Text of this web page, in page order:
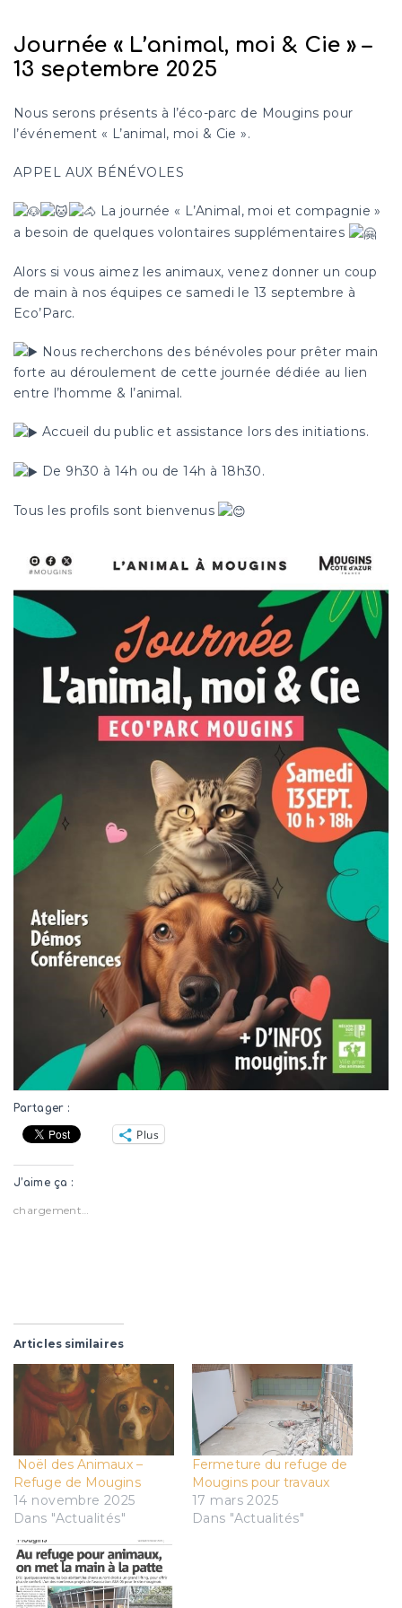
Journée « L’animal, moi & Cie » –
13 septembre 2025
Nous serons présents à l’éco-parc de Mougins pour
l’événement « L’animal, moi & Cie ».
APPEL AUX BÉNÉVOLES
La journée « L’Animal, moi et compagnie »
a besoin de quelques volontaires supplémentaires
Alors si vous aimez les animaux, venez donner un coup
de main à nos équipes ce samedi le 13 septembre à
Eco’Parc.
Nous recherchons des bénévoles pour prêter main
forte au déroulement de cette journée dédiée au lien
entre l’homme & l’animal.
Accueil du public et assistance lors des initiations.
De 9h30 à 14h ou de 14h à 18h30.
Tous les profils sont bienvenus
Partager :
Plus
J’aime ça :
chargement…
Articles similaires
Noël des Animaux –
Refuge de Mougins
14 novembre 2025
Dans "Actualités"
Fermeture du refuge de
Mougins pour travaux
17 mars 2025
Dans "Actualités"